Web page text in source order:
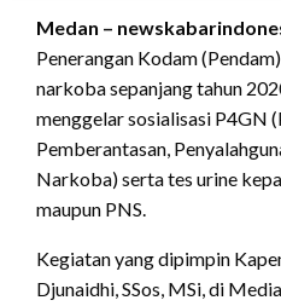
Medan –
Penerangan Kodam
narkoba sepanjang tahun
menggelar sosialisasi P4GN
Pemberantasan,
Narkoba) serta tes urine
maupun PNS.
Kegiatan yang dipimpin
Djunaidhi, SSos, MSi, di